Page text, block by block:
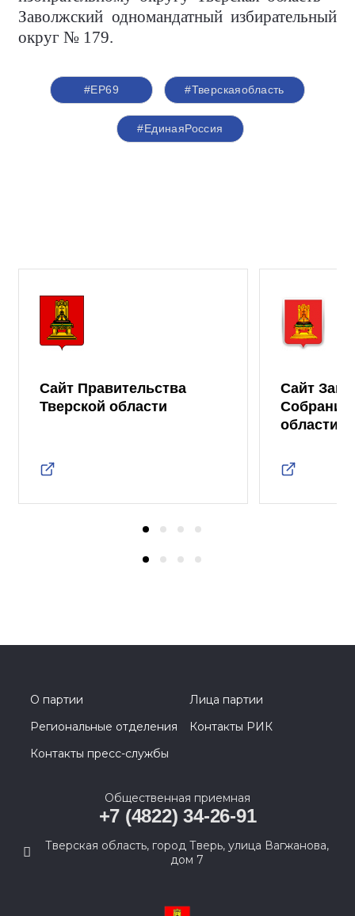
Заволжский одномандатный избирательный
округ № 179.
#ЕР69 #Тверскаяобласть
#ЕдинаяРоссия
Сайт Правительства
Тверской области
Сайт
Собрания
области
О партии
Лица партии
Региональные отделения
Контакты РИК
Контакты пресс-службы
Общественная приемная
+7 (4822) 34-26-91
Тверская область, город Тверь, улица Вагжанова,
дом 7